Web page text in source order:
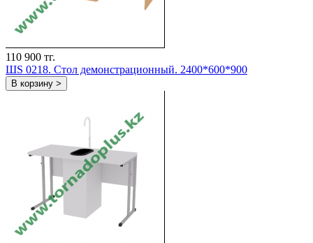
110 900 тг.
ШS 0218. Стол демонстрационный. 2400*600*900
В корзину >